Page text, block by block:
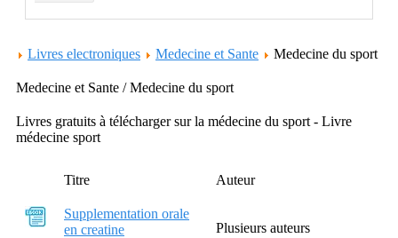
Livres electroniques Medecine et Sante Medecine du sport
Medecine et Sante / Medecine du sport
Livres gratuits à télécharger sur la médecine du sport - Livre
médecine sport
Titre Auteur
Supplementation orale
en creatine
Plusieurs auteurs